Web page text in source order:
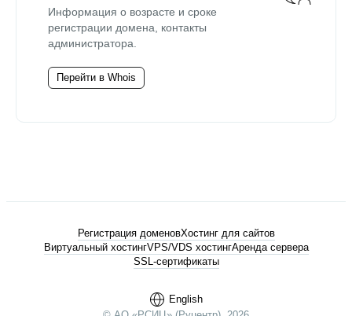
Информация о возрасте и сроке
регистрации домена, контакты
администратора.
Перейти в Whois
English
Регистрация доменовХостинг для сайтов
Виртуальный хостингVPS/VDS хостингАренда сервера
SSL-сертификаты